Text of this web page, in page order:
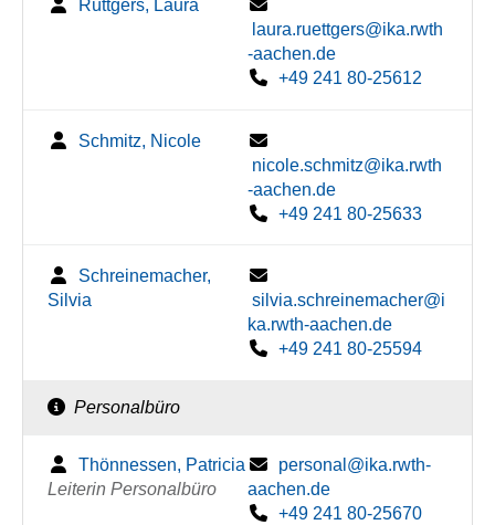
Rüttgers, Laura
laura.ruettgers@ika.rwth
-aachen.de
+49 241 80-25612
Schmitz, Nicole
nicole.schmitz@ika.rwth
-aachen.de
+49 241 80-25633
Schreinemacher,
Silvia
silvia.schreinemacher@i
ka.rwth-aachen.de
+49 241 80-25594
Personalbüro
Thönnessen, Patricia
Leiterin Personalbüro
personal@ika.rwth-
aachen.de
+49 241 80-25670